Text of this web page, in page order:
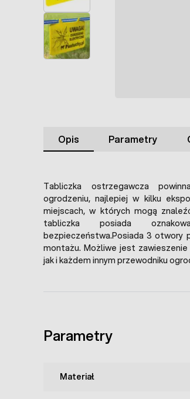
Opis Parametry
Tabliczka ostrzegawcza
ogrodzeniu, najlepiej w kilku
miejscach, w których mogą
tabliczka posiada
bezpieczeństwa.Posiada 3 otwory
montażu. Możliwe jest
jak i każdem innym przewodniku
Parametry
Materiał